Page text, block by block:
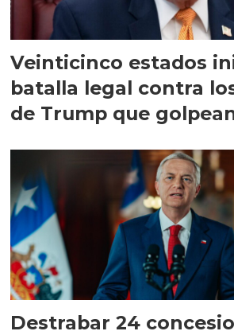
Veinticinco estados
batalla legal contra
de Trump que
Destrabar 24